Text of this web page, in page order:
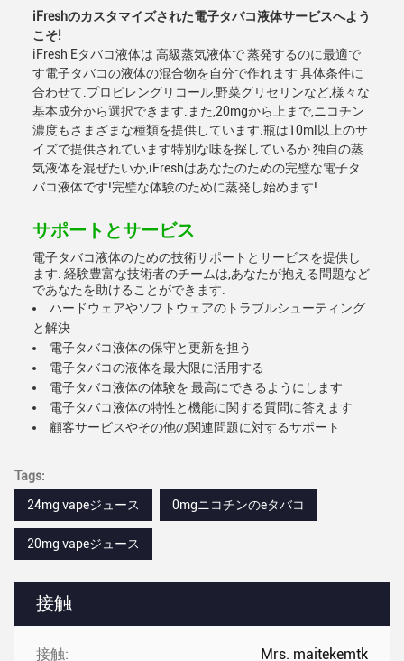
接触
接触: Mrs. maitekemtk
iFreshのカスタマイズされた電子タバコ液体サービスへよう
こそ!
iFresh Eタバコ液体は 高級蒸気液体で 蒸発するのに最適で
す電子タバコの液体の混合物を自分で作れます 具体条件に
合わせて.プロピレングリコール,野菜グリセリンなど,様々な
基本成分から選択できます.また,20mgから上まで,ニコチン
濃度もさまざまな種類を提供しています.瓶は10ml以上のサ
イズで提供されています特別な味を探しているか 独自の蒸
気液体を混ぜたいか,iFreshはあなたのための完璧な電子タ
バコ液体です!完璧な体験のために蒸発し始めます!
サポートとサービス
電子タバコ液体のための技術サポートとサービスを提供し
ます. 経験豊富な技術者のチームは,あなたが抱える問題など
であなたを助けることができます.
ハードウェアやソフトウェアのトラブルシューティング
と解決
電子タバコ液体の保守と更新を担う
電子タバコの液体を最大限に活用する
電子タバコ液体の体験を 最高にできるようにします
電子タバコ液体の特性と機能に関する質問に答えます
顧客サービスやその他の関連問題に対するサポート
Tags:
24mg vapeジュース
0mgニコチンのeタバコ
20mg vapeジュース